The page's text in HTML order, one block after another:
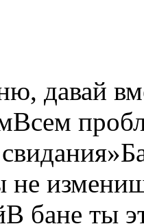
давай
не
бане ты